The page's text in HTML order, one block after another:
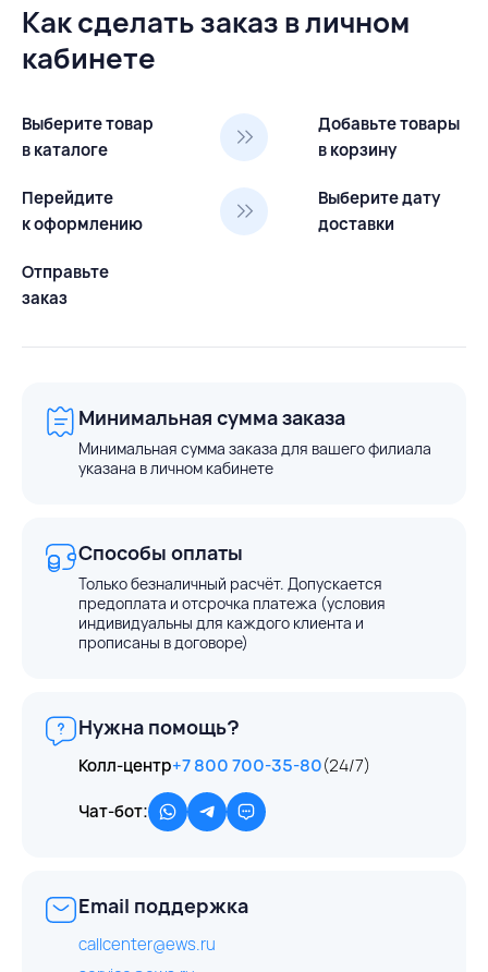
Как сделать заказ в личном
кабинете
Выберите товар
в каталоге
Добавьте товары
в корзину
Перейдите
к оформлению
Выберите дату
доставки
Отправьте
заказ
Минимальная сумма заказа
Минимальная сумма заказа для вашего филиала
указана в личном кабинете
Способы оплаты
Только безналичный расчёт. Допускается
предоплата и отсрочка платежа (условия
индивидуальны для каждого клиента и
прописаны в договоре)
Нужна помощь?
Колл-центр+7 800 700-35-80(24/7)
Чат-бот:
Email поддержка
callcenter@ews.ru